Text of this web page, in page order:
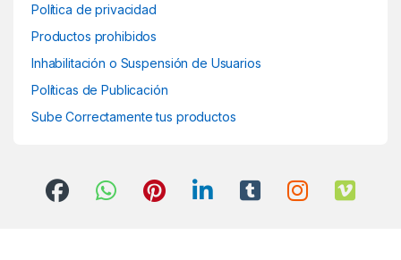
Política de privacidad
Productos prohibidos
Inhabilitación o Suspensión de Usuarios
Políticas de Publicación
Sube Correctamente tus productos